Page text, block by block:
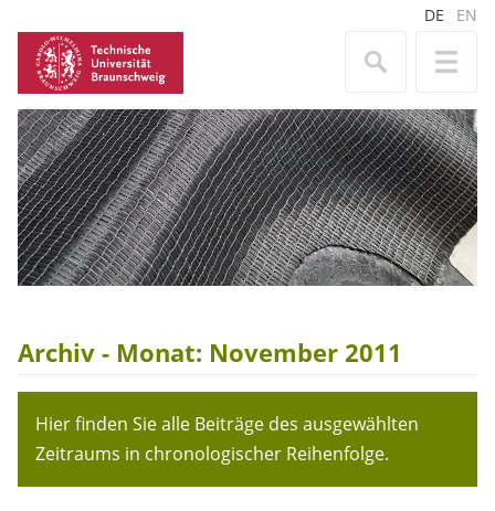
DE EN
Archiv - Monat: November 2011
Hier finden Sie alle Beiträge des ausgewählten
Zeitraums in chronologischer Reihenfolge.